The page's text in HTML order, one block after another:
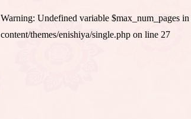
Warning: Undefined variable $max_num_pages in
content/themes/enishiya/single.php on line 27